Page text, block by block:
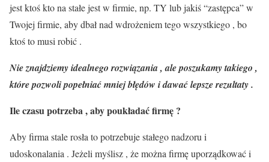
jest ktoś kto na stałe jest w firmie, np. TY lub jakiś “zastępca” w
Twojej firmie, aby dbał nad wdrożeniem tego wszystkiego , bo
ktoś to musi robić .
Nie znajdziemy idealnego rozwiązania , ale poszukamy takiego ,
które pozwoli popełniać mniej błędów i dawać lepsze rezultaty .
Ile czasu potrzeba , aby poukładać firmę ?
Aby firma stale rosła to potrzebuje stałego nadzoru i
udoskonalania . Jeżeli myślisz , że można firmę uporządkować i